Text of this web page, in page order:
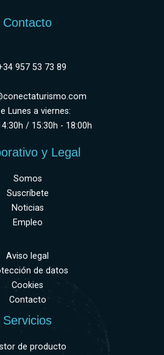
Contacto
957 53 73 89
Lunes a viernes:
/ 15:30h - 18:00h
y Legal
Somos
Suscríbete
Noticias
Empleo
Aviso legal
de datos
Cookies
Contacto
Servicios
de producto